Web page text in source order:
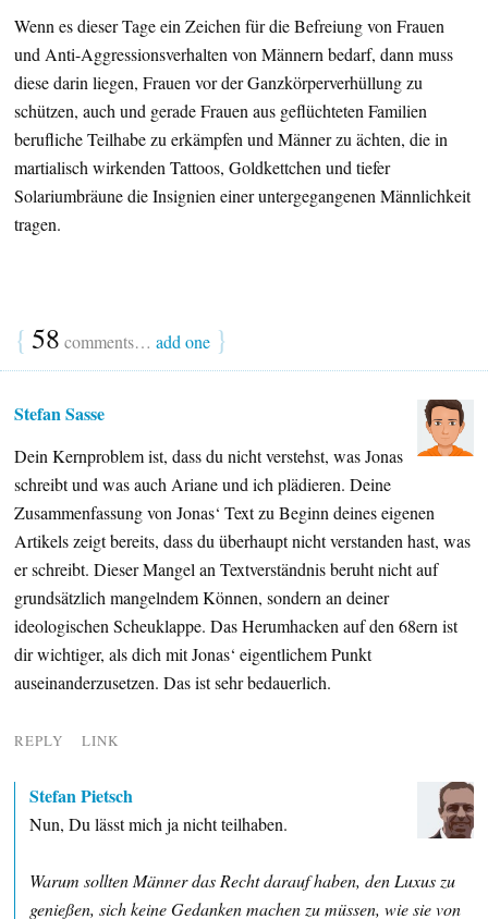
Wenn es dieser Tage ein Zeichen für die Befreiung von Frauen
und Anti-Aggressionsverhalten von Männern bedarf, dann muss
diese darin liegen, Frauen vor der Ganzkörperverhüllung zu
schützen, auch und gerade Frauen aus geflüchteten Familien
berufliche Teilhabe zu erkämpfen und Männer zu ächten, die in
martialisch wirkenden Tattoos, Goldkettchen und tiefer
Solariumbräune die Insignien einer untergegangenen Männlichkeit
tragen.
{ 58 comments… add one }
Stefan Sasse
Dein Kernproblem ist, dass du nicht verstehst, was Jonas
schreibt und was auch Ariane und ich plädieren. Deine
Zusammenfassung von Jonas‘ Text zu Beginn deines eigenen
Artikels zeigt bereits, dass du überhaupt nicht verstanden hast, was
er schreibt. Dieser Mangel an Textverständnis beruht nicht auf
grundsätzlich mangelndem Können, sondern an deiner
ideologischen Scheuklappe. Das Herumhacken auf den 68ern ist
dir wichtiger, als dich mit Jonas‘ eigentlichem Punkt
auseinanderzusetzen. Das ist sehr bedauerlich.
REPLY LINK
Stefan Pietsch
Nun, Du lässt mich ja nicht teilhaben.
Warum sollten Männer das Recht darauf haben, den Luxus zu
genießen, sich keine Gedanken machen zu müssen, wie sie von